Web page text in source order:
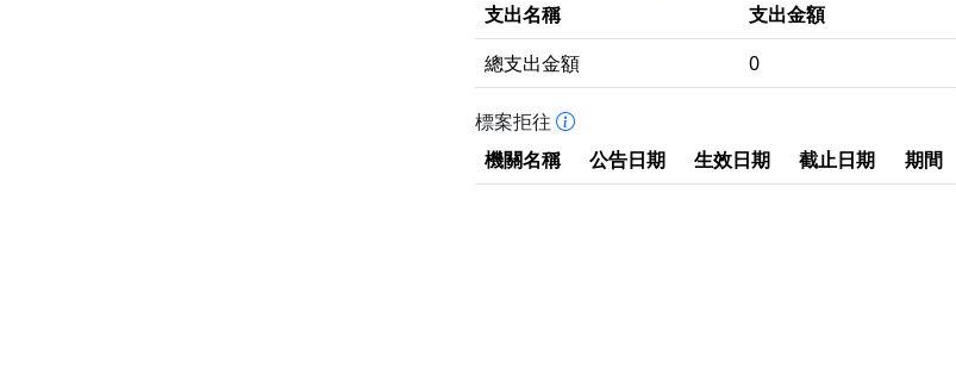
支出名稱
支出金額
總支出金額
0
標案拒往
機關名稱
公告日期 生效日期 截止日期 期間